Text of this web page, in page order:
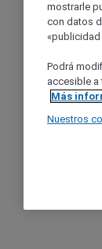
mostrarle
con datos
«publicidad
Podrá
accesible a
Más
Nuestros